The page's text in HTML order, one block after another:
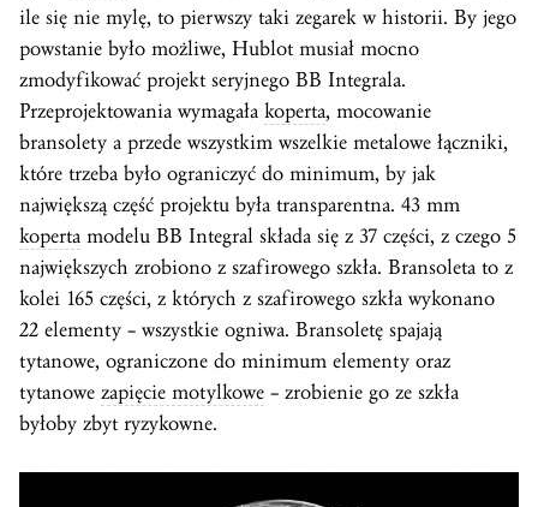
ile się nie mylę, to pierwszy taki zegarek w historii. By jego
powstanie było możliwe, Hublot musiał mocno
zmodyfikować projekt seryjnego BB Integrala.
Przeprojektowania wymagała koperta, mocowanie
bransolety a przede wszystkim wszelkie metalowe łączniki,
które trzeba było ograniczyć do minimum, by jak
największą część projektu była transparentna. 43 mm
koperta modelu BB Integral składa się z 37 części, z czego 5
największych zrobiono z szafirowego szkła. Bransoleta to z
kolei 165 części, z których z szafirowego szkła wykonano
22 elementy – wszystkie ogniwa. Bransoletę spajają
tytanowe, ograniczone do minimum elementy oraz
tytanowe zapięcie motylkowe – zrobienie go ze szkła
byłoby zbyt ryzykowne.